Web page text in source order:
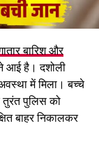
बारिश और
आई है। दशोली
में मिला। बच्चे
पुलिस को
बाहर निकालकर